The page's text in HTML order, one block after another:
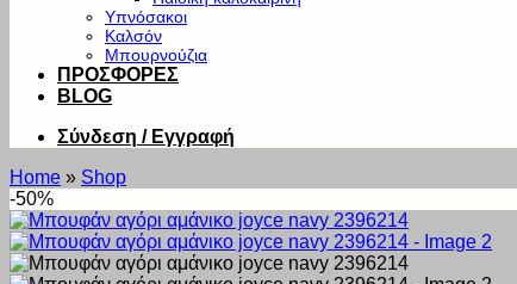
Υπνόσακοι
Καλσόν
Μπουρνούζια
ΠΡΟΣΦΟΡΕΣ
BLOG
Σύνδεση / Εγγραφή
Home » Shop
-50%